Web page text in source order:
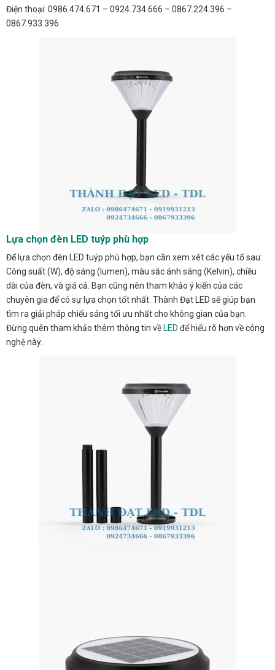
Điện thoại: 0986.474.671 – 0924.734.666 – 0867.224.396 –
0867.933.396
Lựa chọn đèn LED tuýp phù hợp
Để lựa chọn đèn LED tuýp phù hợp, bạn cần xem xét các yếu tố sau:
Công suất (W), độ sáng (lumen), màu sắc ánh sáng (Kelvin), chiều
dài của đèn, và giá cả. Bạn cũng nên tham khảo ý kiến của các
chuyên gia để có sự lựa chọn tốt nhất. Thành Đạt LED sẽ giúp bạn
tìm ra giải pháp chiếu sáng tối ưu nhất cho không gian của bạn.
Đừng quên tham khảo thêm thông tin về LED để hiểu rõ hơn về công
nghệ này.